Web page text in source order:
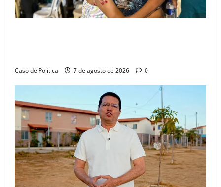
Caso de Politica 7 de agosto de 2026 0